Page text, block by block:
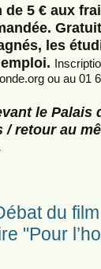
5 € aux
les
ou au 01
le Palais
/ retour au
du film
"Pour